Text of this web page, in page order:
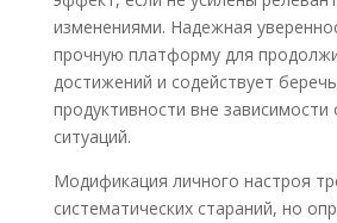
изменениями. Надежная
прочную платформу для
достижений и содействует
продуктивности вне зависимости
ситуаций.
Модификация личного настроя
систематических стараний, но